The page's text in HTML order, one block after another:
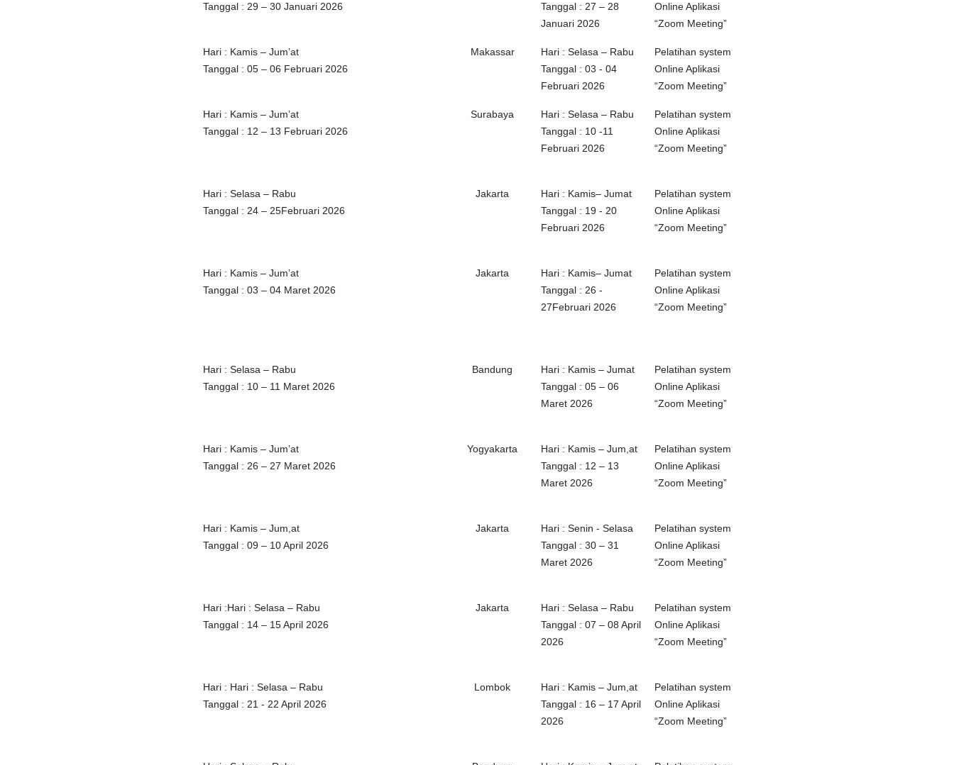
Tanggal : 29 – 30 Januari 2026
Tanggal : 27 – 28
Januari 2026
Online Aplikasi
“Zoom Meeting”
Hari : Kamis – Jum’at
Tanggal : 05 – 06 Februari 2026
Makassar
Hari : Selasa – Rabu
Tanggal : 03 - 04
Februari 2026
Pelatihan system
Online Aplikasi
“Zoom Meeting”
Hari : Kamis – Jum’at
Tanggal : 12 – 13 Februari 2026
Surabaya
Hari : Selasa – Rabu
Tanggal : 10 -11
Februari 2026
Pelatihan system
Online Aplikasi
“Zoom Meeting”
Hari : Selasa – Rabu
Tanggal : 24 – 25Februari 2026
Jakarta
Hari : Kamis– Jumat
Tanggal : 19 - 20
Februari 2026
Pelatihan system
Online Aplikasi
“Zoom Meeting”
Hari : Kamis – Jum’at
Tanggal : 03 – 04 Maret 2026
Jakarta
Hari : Kamis– Jumat
Tanggal : 26 -
27Februari 2026
Pelatihan system
Online Aplikasi
“Zoom Meeting”
Hari : Selasa – Rabu
Tanggal : 10 – 11 Maret 2026
Bandung
Hari : Kamis – Jumat
Tanggal : 05 – 06
Maret 2026
Pelatihan system
Online Aplikasi
“Zoom Meeting”
Hari : Kamis – Jum’at
Tanggal : 26 – 27 Maret 2026
Yogyakarta
Hari : Kamis – Jum,at
Tanggal : 12 – 13
Maret 2026
Pelatihan system
Online Aplikasi
“Zoom Meeting”
Hari : Kamis – Jum,at
Tanggal : 09 – 10 April 2026
Jakarta
Hari : Senin - Selasa
Tanggal : 30 – 31
Maret 2026
Pelatihan system
Online Aplikasi
“Zoom Meeting”
Hari :Hari : Selasa – Rabu
Tanggal : 14 – 15 April 2026
Jakarta
Hari : Selasa – Rabu
Tanggal : 07 – 08 April
2026
Pelatihan system
Online Aplikasi
“Zoom Meeting”
Hari : Hari : Selasa – Rabu
Tanggal : 21 - 22 April 2026
Lombok
Hari : Kamis – Jum,at
Tanggal : 16 – 17 April
2026
Pelatihan system
Online Aplikasi
“Zoom Meeting”